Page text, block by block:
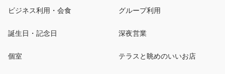
ビジネス利用・会食 グループ利用
誕生日・記念日 深夜営業
個室 テラスと眺めのいいお店